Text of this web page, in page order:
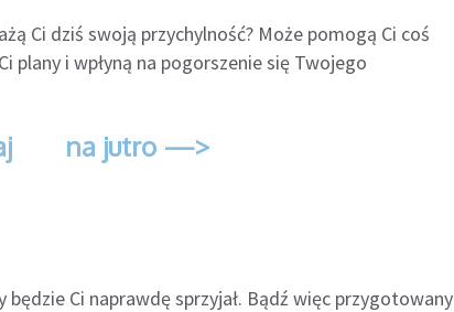
Ci dziś swoją przychylność? Może pomogą Ci coś
plany i wpłyną na pogorszenie się Twojego
na jutro —>
Ci naprawdę sprzyjał. Bądź więc przygotowany